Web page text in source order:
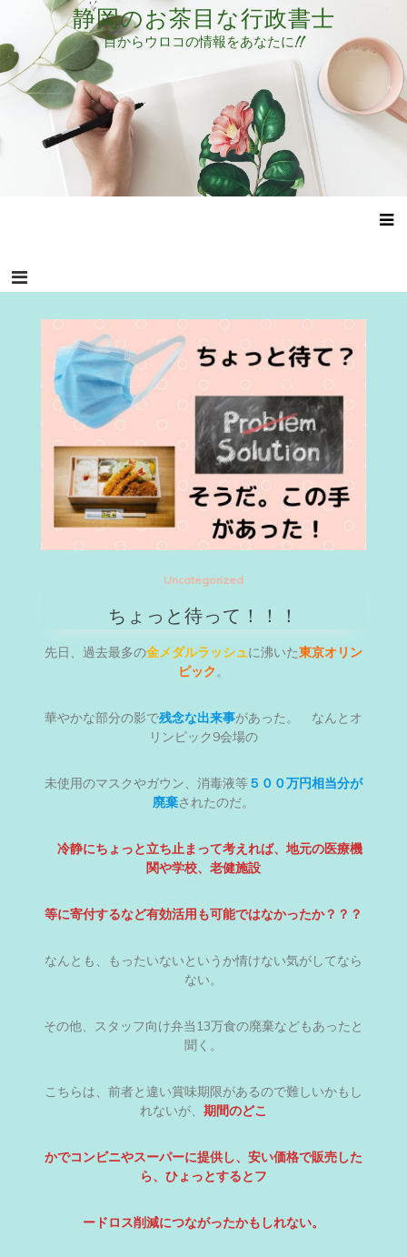
テ
ン
ツ
キ
静岡のお茶目な行政書士
目からウロコの情報をあなたに!!
Uncategorized
ちょっと待って！！！
先日、過去最多の金メダルラッシュに沸いた東京オリン
ピック。
華やかな部分の影で残念な出来事があった。 なんとオ
リンピック9会場の
未使用のマスクやガウン、消毒液等５００万円相当分が
廃棄されたのだ。
冷静にちょっと立ち止まって考えれば、地元の医療機
関や学校、老健施設
等に寄付するなど有効活用も可能ではなかったか？？？
なんとも、もったいないというか情けない気がしてなら
ない。
その他、スタッフ向け弁当13万食の廃棄などもあったと
聞く。
こちらは、前者と違い賞味期限があるので難しいかもし
れないが、 期間のどこ
かでコンビニやスーパーに提供し、安い価格で販売した
ら、ひょっとするとフ
ードロス削減につながったかもしれない。